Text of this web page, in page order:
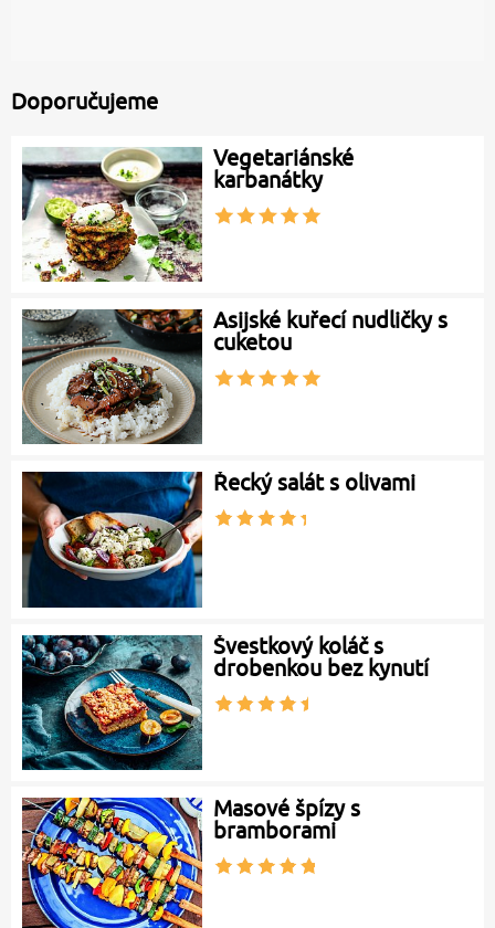
Doporučujeme
Vegetariánské
karbanátky
Asijské kuřecí nudličky s
cuketou
Řecký salát s olivami
Švestkový koláč s
drobenkou bez kynutí
Masové špízy s
bramborami